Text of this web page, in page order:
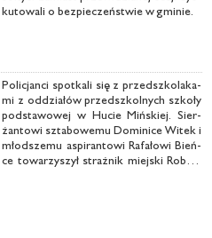
ku­to­wa­li o bez­pie­czeń­stwie w gmi­nie.
Po­li­cjan­ci spo­tka­li się z przed­szko­la­ka­
mi z od­dzia­łów przed­szkol­nych szko­ły
pod­sta­wo­wej w Hu­cie Miń­skiej. Sier­
żan­to­wi szta­bo­we­mu Do­mi­ni­ce Wi­tek i
młod­sze­mu aspi­ran­to­wi Ra­fa­ło­wi Bień­
ce to­wa­rzy­szył straż­nik miej­ski Ro­bert